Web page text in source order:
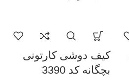
کیف دوشی کارتونی
بچگانه کد 3390